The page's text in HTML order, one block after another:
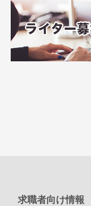
求職者向け情報